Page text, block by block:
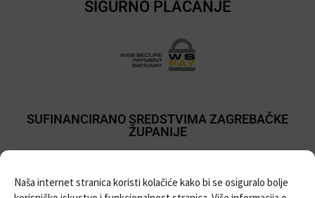
Naša internet stranica koristi kolačiće kako bi se osiguralo bolje
SIGURNO PLAĆANJE
SUFINANCIRANO SREDSTVIMA ZAGREBAČKE
ŽUPANIJE